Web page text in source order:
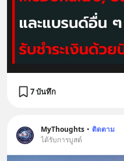
7 บันทึก
MyThoughts • ติดตาม
ได้รับการบูสต์